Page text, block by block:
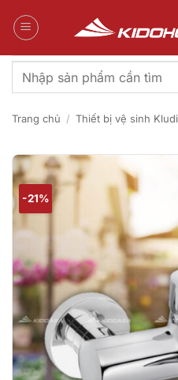
qua
Tìm
kiếm:
Trang chủ / Thiết bị vệ sinh Kludi
-21%